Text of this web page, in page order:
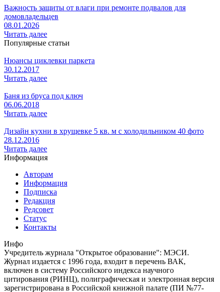
Важность защиты от влаги при ремонте подвалов для
домовладельцев
08.01.2026
Читать далее
Популярные статьи
Нюансы циклевки паркета
30.12.2017
Читать далее
Баня из бруса под ключ
06.06.2018
Читать далее
Дизайн кухни в хрущевке 5 кв. м с холодильником 40 фото
28.12.2016
Читать далее
Информация
Авторам
Информация
Подписка
Редакция
Редсовет
Статус
Контакты
Инфо
Учредитель журнала "Открытое образование": МЭСИ.
Журнал издается с 1996 года, входит в перечень ВАК,
включен в систему Российского индекса научного
цитирования (РИНЦ), полиграфическая и электронная версия
зарегистрирована в Российской книжной палате (ПИ №77-